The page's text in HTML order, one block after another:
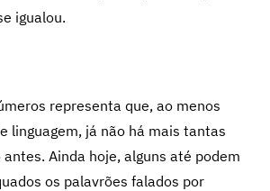
igualou.
representa que, ao menos
linguagem, já não há mais tantas
Ainda hoje, alguns até podem
os palavrões falados por